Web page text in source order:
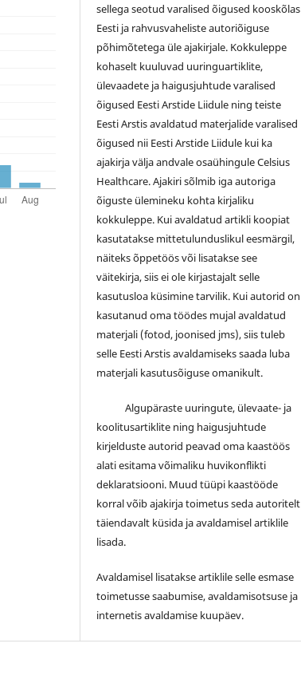
sellega seotud varalised õigused kooskõlas
Eesti ja rahvusvaheliste autoriõiguse
põhimõtetega üle ajakirjale. Kokkuleppe
kohaselt kuuluvad uuringuartiklite,
ülevaadete ja haigusjuhtude varalised
õigused Eesti Arstide Liidule ning teiste
Eesti Arstis avaldatud materjalide varalised
õigused nii Eesti Arstide Liidule kui ka
ajakirja välja andvale osaühingule Celsius
Healthcare. Ajakiri sõlmib iga autoriga
õiguste ülemineku kohta kirjaliku
kokkuleppe. Kui avaldatud artikli koopiat
kasutatakse mittetulunduslikul eesmärgil,
näiteks õppetöös või lisatakse see
väitekirja, siis ei ole kirjastajalt selle
kasutusloa küsimine tarvilik. Kui autorid on
kasutanud oma töödes mujal avaldatud
materjali (fotod, joonised jms), siis tuleb
selle Eesti Arstis avaldamiseks saada luba
materjali kasutusõiguse omanikult.
Algupäraste uuringute, ülevaate- ja
koolitusartiklite ning haigusjuhtude
kirjelduste autorid peavad oma kaastöös
alati esitama võimaliku huvikonflikti
deklaratsiooni. Muud tüüpi kaastööde
korral võib ajakirja toimetus seda autoritelt
täiendavalt küsida ja avaldamisel artiklile
lisada.
Avaldamisel lisatakse artiklile selle esmase
toimetusse saabumise, avaldamisotsuse ja
internetis avaldamise kuupäev.